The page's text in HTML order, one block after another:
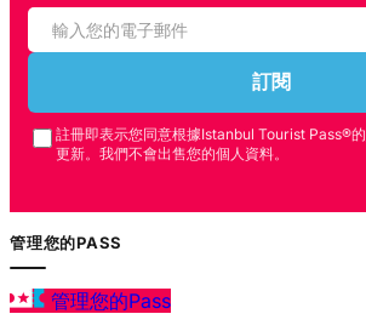
訂閱
註冊即表示您同意根據Istanbul Tourist Pass®的
更新。我們不會出售您的個人資料。
管理您的PASS
管理您的Pass